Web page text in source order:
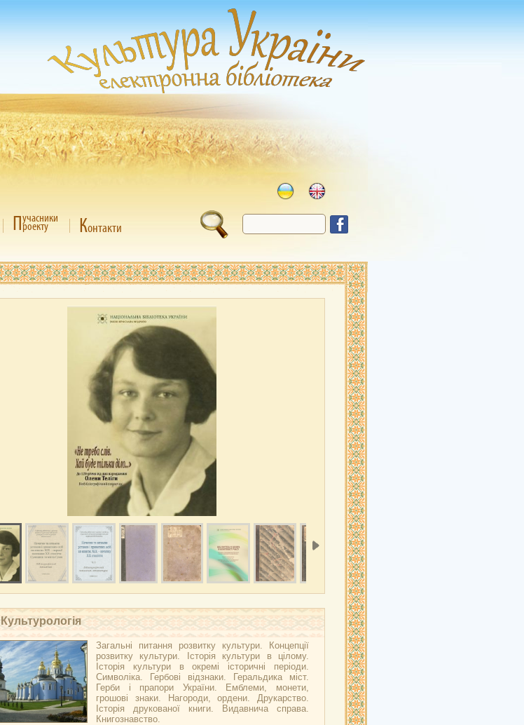
Пучасники
роекту Контакти
Культурологія
Загальні питання розвитку культури. Концепції
розвитку культури. Історія культури в цілому.
Історія культури в окремі історичні періоди.
Символіка. Гербові відзнаки. Геральдика міст.
Герби і прапори України. Емблеми, монети,
грошові знаки. Нагороди, ордени. Друкарство.
Історія друкованої книги. Видавнича справа.
Книгознавство.